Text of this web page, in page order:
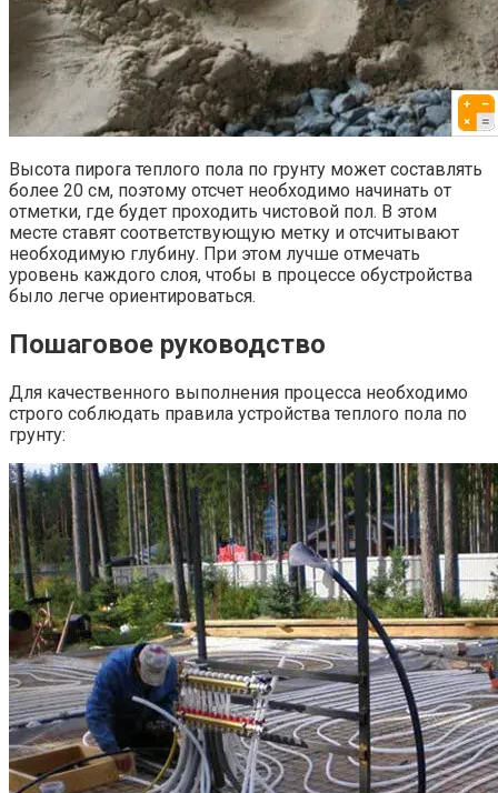
Высота пирога теплого пола по грунту может составлять
более 20 см, поэтому отсчет необходимо начинать от
отметки, где будет проходить чистовой пол. В этом
месте ставят соответствующую метку и отсчитывают
необходимую глубину. При этом лучше отмечать
уровень каждого слоя, чтобы в процессе обустройства
было легче ориентироваться.
Пошаговое руководство
Для качественного выполнения процесса необходимо
строго соблюдать правила устройства теплого пола по
грунту: